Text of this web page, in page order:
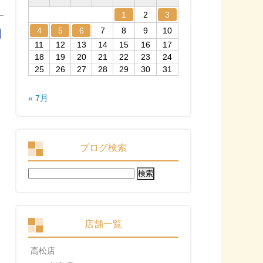
1 2
3
4
5 6 7 8 9
10
11
12 13 14 15 16
17
18
19 20 21 22 23
24
25
26 27 28 29 30 31
« 7月
ブログ検索
検
索:
店舗一覧
高松店